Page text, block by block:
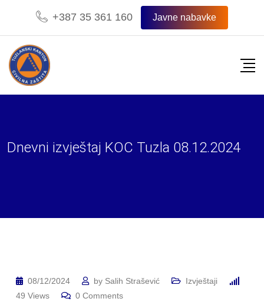
content
+387 35 361 160 Javne nabavke
Dnevni izvještaj KOC Tuzla 08.12.2024
08/12/2024 by Salih Strašević
Izvještaji
49 Views 0 Comments